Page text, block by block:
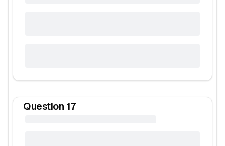
Question 17